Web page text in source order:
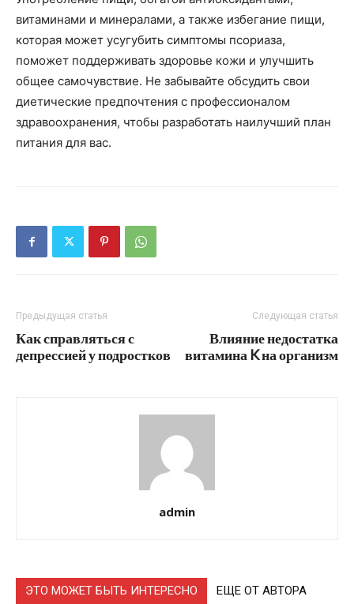
витаминами и минералами, а также избегание пищи,
которая может усугубить симптомы псориаза,
поможет поддерживать здоровье кожи и улучшить
общее самочувствие. Не забывайте обсудить свои
диетические предпочтения с профессионалом
здравоохранения, чтобы разработать наилучший план
питания для вас.
Предыдущая статья
Как справляться с
депрессией у подростков
Следующая статья
Влияние недостатка
витамина K на организм
admin
ЭТО МОЖЕТ БЫТЬ ИНТЕРЕСНО ЕЩЕ ОТ АВТОРА